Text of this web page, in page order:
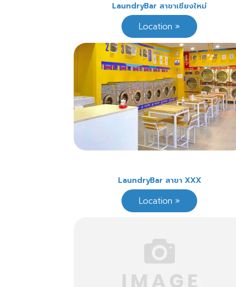
LaundryBar สาขาเชียงใหม่
Location »
LaundryBar สาขา XXX
Location »